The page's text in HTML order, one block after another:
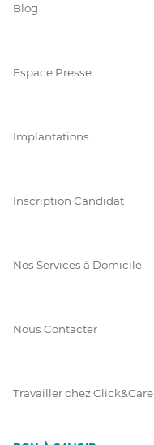
Blog
Espace Presse
Implantations
Inscription Candidat
Nos Services à Domicile
Nous Contacter
Travailler chez Click&Care